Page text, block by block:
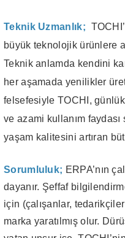
Teknik Uzmanlık;
büyük teknolojik ürünlere
Teknik anlamda kendini
her aşamada yenilikler
felsefesiyle TOCHI,
ve azami kullanım
yaşam kalitesini artıran
Sorumluluk; ERPA’nın
dayanır. Şeffaf
için (çalışanlar,
marka yaratılmış olur.